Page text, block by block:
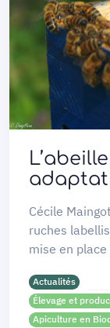
Cécile
ruches
mise en place
Actualités
Élevage et
Apiculture en